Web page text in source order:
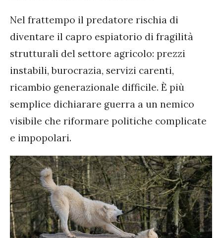
Nel frattempo il predatore rischia di
diventare il capro espiatorio di fragilità
strutturali del settore agricolo: prezzi
instabili, burocrazia, servizi carenti,
ricambio generazionale difficile. È più
semplice dichiarare guerra a un nemico
visibile che riformare politiche complicate
e impopolari.